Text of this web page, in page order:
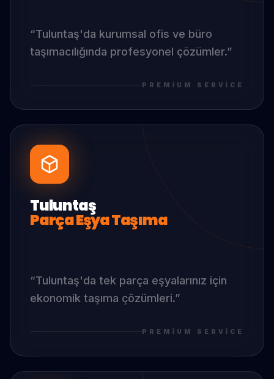
“Tuluntaş'da kurumsal ofis ve büro
taşımacılığında profesyonel çözümler.”
PREMIUM SERVICE
Tuluntaş
Parça Eşya Taşıma
“Tuluntaş'da tek parça eşyalarınız için
ekonomik taşıma çözümleri.”
PREMIUM SERVICE